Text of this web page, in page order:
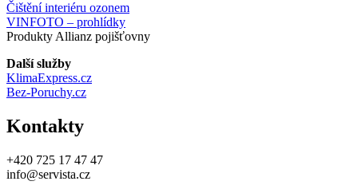
Čištění interiéru ozonem
VINFOTO – prohlídky
Produkty Allianz pojišťovny
Další služby
KlimaExpress.cz
Bez-Poruchy.cz
Kontakty
+420 725 17 47 47
info@servista.cz